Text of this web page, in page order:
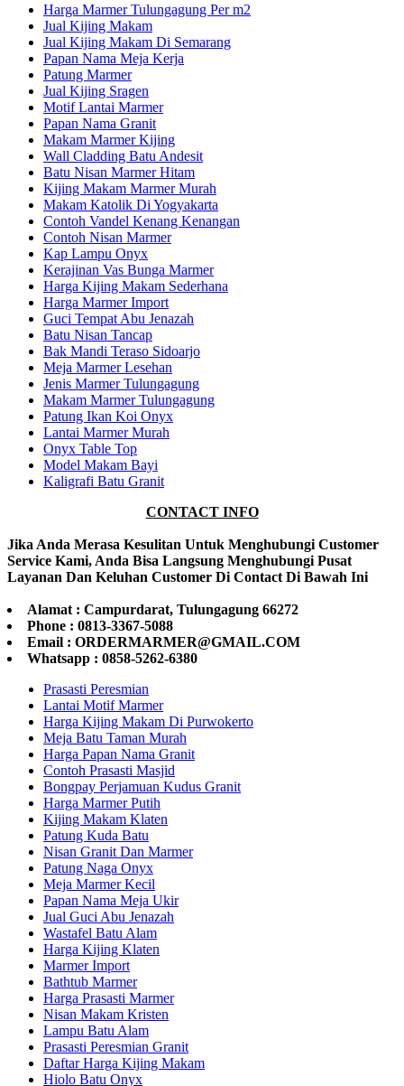
Harga Marmer Tulungagung Per m2
Jual Kijing Makam
Jual Kijing Makam Di Semarang
Papan Nama Meja Kerja
Patung Marmer
Jual Kijing Sragen
Motif Lantai Marmer
Papan Nama Granit
Makam Marmer Kijing
Wall Cladding Batu Andesit
Batu Nisan Marmer Hitam
Kijing Makam Marmer Murah
Makam Katolik Di Yogyakarta
Contoh Vandel Kenang Kenangan
Contoh Nisan Marmer
Kap Lampu Onyx
Kerajinan Vas Bunga Marmer
Harga Kijing Makam Sederhana
Harga Marmer Import
Guci Tempat Abu Jenazah
Batu Nisan Tancap
Bak Mandi Teraso Sidoarjo
Meja Marmer Lesehan
Jenis Marmer Tulungagung
Makam Marmer Tulungagung
Patung Ikan Koi Onyx
Lantai Marmer Murah
Onyx Table Top
Model Makam Bayi
Kaligrafi Batu Granit
CONTACT INFO
Jika Anda Merasa Kesulitan Untuk Menghubungi Customer
Service Kami, Anda Bisa Langsung Menghubungi Pusat
Layanan Dan Keluhan Customer Di Contact Di Bawah Ini
Alamat : Campurdarat, Tulungagung 66272
Phone : 0813-3367-5088
Email : ORDERMARMER@GMAIL.COM
Whatsapp : 0858-5262-6380
Prasasti Peresmian
Lantai Motif Marmer
Harga Kijing Makam Di Purwokerto
Meja Batu Taman Murah
Harga Papan Nama Granit
Contoh Prasasti Masjid
Bongpay Perjamuan Kudus Granit
Harga Marmer Putih
Kijing Makam Klaten
Patung Kuda Batu
Nisan Granit Dan Marmer
Patung Naga Onyx
Meja Marmer Kecil
Papan Nama Meja Ukir
Jual Guci Abu Jenazah
Wastafel Batu Alam
Harga Kijing Klaten
Marmer Import
Bathtub Marmer
Harga Prasasti Marmer
Nisan Makam Kristen
Lampu Batu Alam
Prasasti Peresmian Granit
Daftar Harga Kijing Makam
Hiolo Batu Onyx